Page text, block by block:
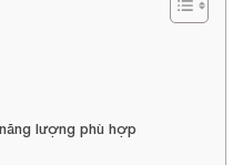
lượng phù hợp